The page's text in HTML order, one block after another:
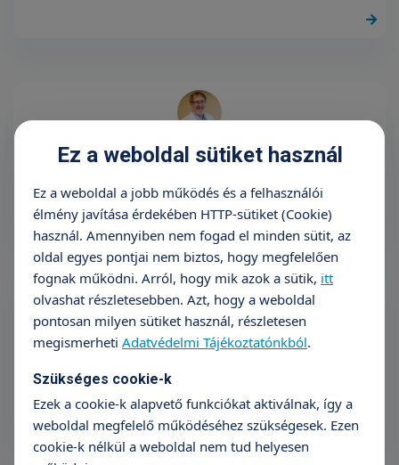
Dr. Szakonyi Tibor
Dr. Vasvári Barbara
részlegvezető főorvos
Ez a weboldal sütiket használ
Ez a weboldal a jobb működés és a felhasználói
élmény javítása érdekében HTTP-sütiket (Cookie)
használ. Amennyiben nem fogad el minden sütit, az
oldal egyes pontjai nem biztos, hogy megfelelően
fognak működni. Arról, hogy mik azok a sütik, itt
olvashat részletesebben. Azt, hogy a weboldal
pontosan milyen sütiket használ, részletesen
megismerheti Adatvédelmi Tájékoztatónkból.
Szükséges cookie-k
Ezek a cookie-k alapvető funkciókat aktiválnak, így a
weboldal megfelelő működéséhez szükségesek. Ezen
cookie-k nélkül a weboldal nem tud helyesen